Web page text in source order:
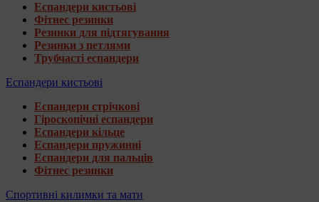
Еспандери кистьові
Фітнес резинки
Резинки для підтягування
Резинки з петлями
Трубчасті еспандери
Еспандери кистьові
Еспандери стрічкові
Гіроскопічні еспандери
Еспандери кільце
Еспандери пружинні
Еспандери для пальців
Фітнес резинки
Спортивні килимки та мати